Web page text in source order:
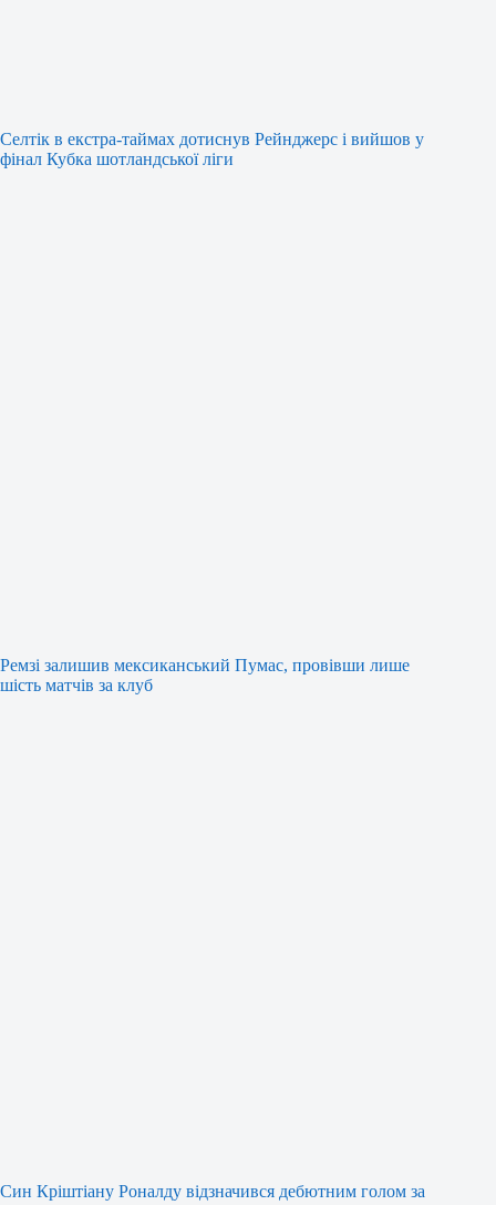
Селтік в екстра-таймах дотиснув Рейнджерс і вийшов у
фінал Кубка шотландської ліги
Ремзі залишив мексиканський Пумас, провівши лише
шість матчів за клуб
Син Кріштіану Роналду відзначився дебютним голом за